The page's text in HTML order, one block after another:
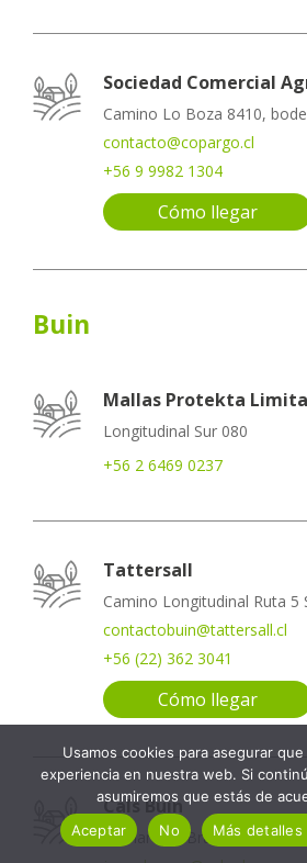
Sociedad Comercial
Camino Lo Boza 8410,
contacto@copargo.cl
+56 9 9982 1304
Cómo llegar
Buin
Mallas Protekta
Longitudinal Sur 080
+56 2 6469 0237
Tattersall
Camino Longitudinal Ruta 5
contactobuin@tattersall.cl
+56 (22) 362 3041
Cómo llegar
Cals Buin
Bernardino Bravo 0151
Usamos cookies para asegurar
experiencia en nuestra web. Si
asumiremos que estás de
Aceptar
No Más